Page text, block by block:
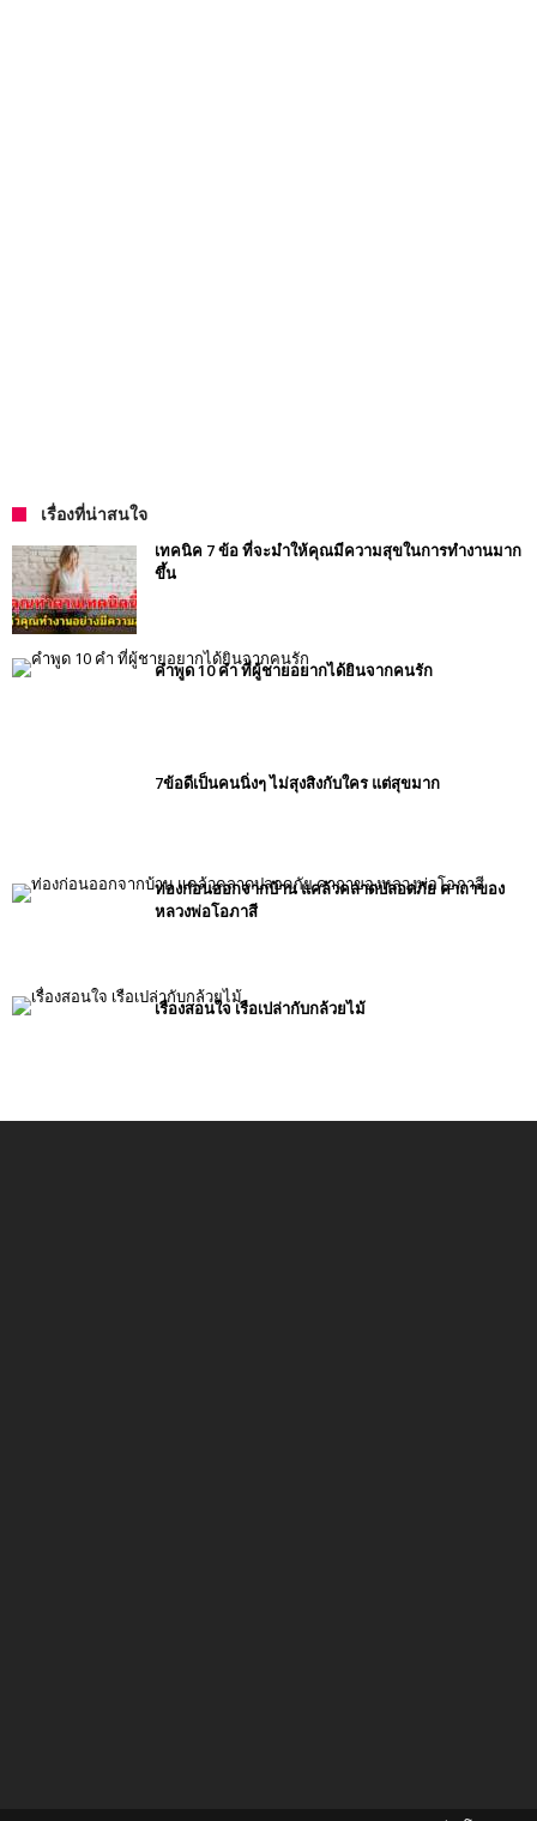
เรื่องที่น่าสนใจ
เทคนิค 7 ข้อ ที่จะมำให้คุณมีความสุขในการทำงานมาก
ขึ้น
คำพูด 10 คำ ที่ผู้ชายอยากได้ยินจากคนรัก
7ข้อดีเป็นคนนิ่งๆ ไม่สุงสิงกับใคร แต่สุขมาก
ท่องก่อนออกจากบ้าน แคล้วคลาดปลอดภัย คาถาของ
หลวงพ่อโอภาสี
เรื่องสอนใจ เรือเปล่ากับกล้วยไม้